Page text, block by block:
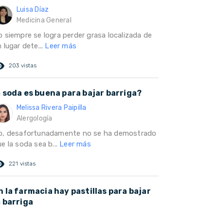
Luisa Díaz
Medicina General
siempre se logra perder grasa localizada de
lugar dete... Leer más
203 vistas
soda es buena para bajar barriga?
Melissa Rivera Paipilla
Alergología
desafortunadamente no se ha demostrado
la soda sea b... Leer más
221 vistas
la farmacia hay pastillas para bajar
barriga